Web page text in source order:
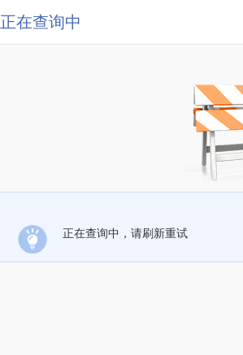
正在查询中
正在查询中，请刷新重试